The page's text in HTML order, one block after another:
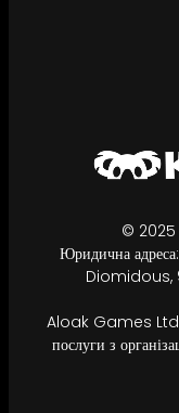
© 2025
Юридична
Diomidous,
Aloak Games Ltd
послуги з